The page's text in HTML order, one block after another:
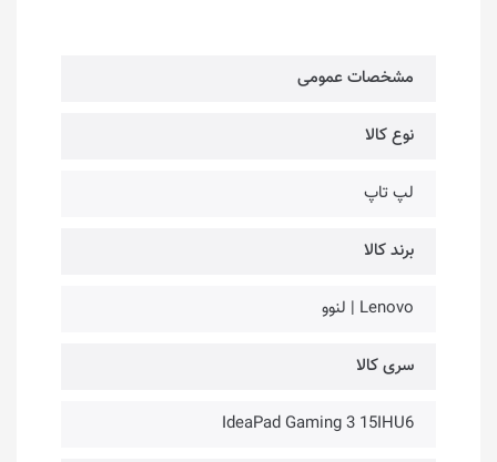
مشخصات عمومی
نوع کالا
لپ تاپ
برند کالا
Lenovo | لنوو
سری کالا
IdeaPad Gaming 3 15IHU6